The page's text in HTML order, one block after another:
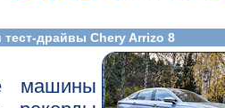
драйвы Chery Arrizo 8
машины